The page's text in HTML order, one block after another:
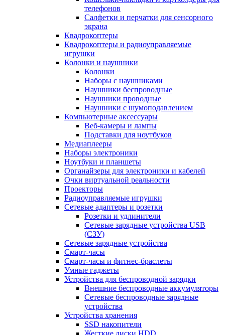
телефонов
Салфетки и перчатки для сенсорного
экрана
Квадрокоптеры
Квадрокоптеры и радиоуправляемые
игрушки
Колонки и наушники
Колонки
Наборы с наушниками
Наушники беспроводные
Наушники проводные
Наушники с шумоподавлением
Компьютерные аксессуары
Веб-камеры и лампы
Подставки для ноутбуков
Медиаплееры
Наборы электроники
Ноутбуки и планшеты
Органайзеры для электроники и кабелей
Очки виртуальной реальности
Проекторы
Радиоуправляемые игрушки
Сетевые адаптеры и розетки
Розетки и удлинители
Сетевые зарядные устройства USB
(СЗУ)
Сетевые зарядные устройства
Смарт-часы
Смарт-часы и фитнес-браслеты
Умные гаджеты
Устройства для беспроводной зарядки
Внешние беспроводные аккумуляторы
Сетевые беспроводные зарядные
устройства
Устройства хранения
SSD накопители
Жесткие диски HDD